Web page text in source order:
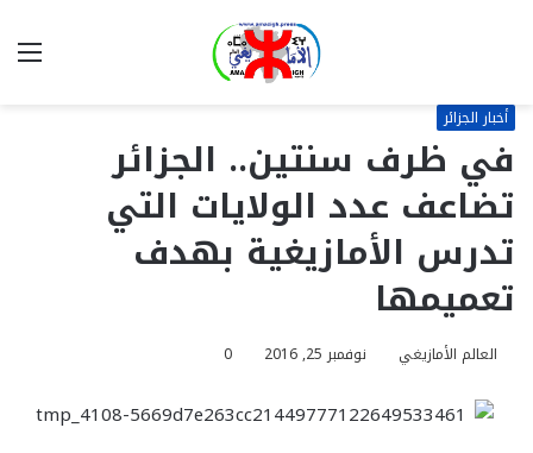
أخبار الجزائر
في ظرف سنتين.. الجزائر
تضاعف عدد الولايات التي
تدرس الأمازيغية بهدف
تعميمها
العالم الأمازيغي نوفمبر 25, 2016 0